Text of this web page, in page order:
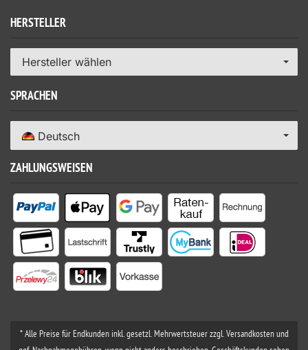
HERSTELLER
Hersteller wählen
SPRACHEN
Deutsch
ZAHLUNGSWEISEN
* Alle Preise für Endkunden inkl. gesetzl. Mehrwertsteuer zzgl. Versandkosten und